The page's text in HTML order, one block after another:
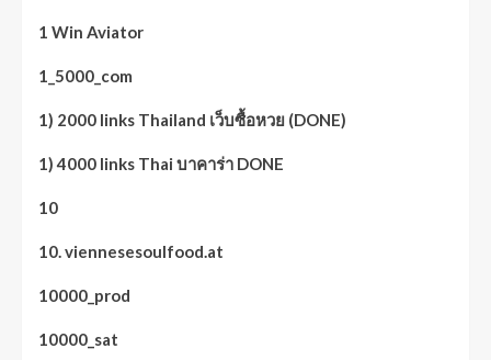
1 Win Aviator
1_5000_com
1) 2000 links Thailand เว็บซื้อหวย (DONE)
1) 4000 links Thai บาคาร่า DONE
10
10. viennesesoulfood.at
10000_prod
10000_sat